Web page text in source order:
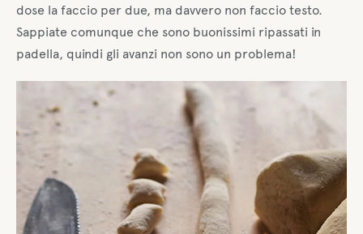
dose la faccio per due, ma davvero non faccio testo.
Sappiate comunque che sono buonissimi ripassati in
padella, quindi gli avanzi non sono un problema!